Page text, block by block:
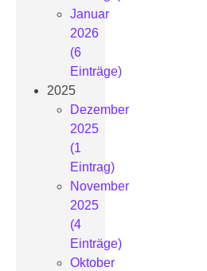
Januar
2026
(6
Einträge)
2025
Dezember
2025
(1
Eintrag)
November
2025
(4
Einträge)
Oktober